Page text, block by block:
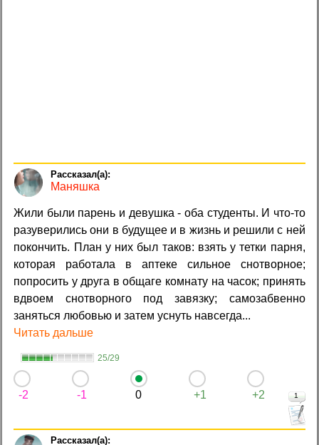
Маняшка
Жили были парень и девушка - оба студенты. И что-то
разуверились они в будущее и в жизнь и решили с ней
покончить. План у них был таков: взять у тетки парня,
которая работала в аптеке сильное снотворное;
попросить у друга в общаге комнату на часок; принять
вдвоем снотворного под завязку; самозабвенно
заняться любовью и затем уснуть навсегда...
Читать дальше
25/29
-2 -1 0 +1 +2 1